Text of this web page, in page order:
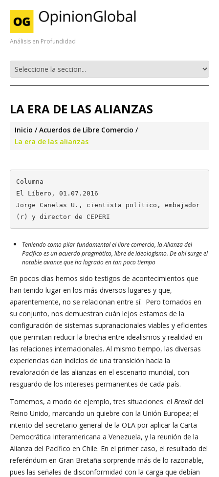
Análisis en Profundidad
LA ERA DE LAS ALIANZAS
Inicio
Acuerdos de Libre Comercio
La era de las alianzas
Columna
El Líbero, 01.07.2016
Jorge Canelas U., cientista político, embajador
(r) y director de CEPERI
Teniendo como pilar fundamental el libre comercio, la Alianza del
Pacífico es un acuerdo pragmático, libre de ideologismo. De ahí surge el
notable avance que ha logrado en tan poco tiempo
En pocos días hemos sido testigos de acontecimientos que
han tenido lugar en los más diversos lugares y que,
aparentemente, no se relacionan entre sí. Pero tomados en
su conjunto, nos demuestran cuán lejos estamos de la
configuración de sistemas supranacionales viables y eficientes
que permitan reducir la brecha entre idealismos y realidad en
las relaciones internacionales. Al mismo tiempo, las diversas
experiencias dan indicios de una transición hacia la
revaloración de las alianzas en el escenario mundial, con
resguardo de los intereses permanentes de cada país.
Tomemos, a modo de ejemplo, tres situaciones: el Brexit del
Reino Unido, marcando un quiebre con la Unión Europea; el
intento del secretario general de la OEA por aplicar la Carta
Democrática Interamericana a Venezuela, y la reunión de la
Alianza del Pacífico en Chile. En el primer caso, el resultado del
referéndum en Gran Bretaña sorprende más de lo razonable,
pues las señales de disconformidad con la carga que debían